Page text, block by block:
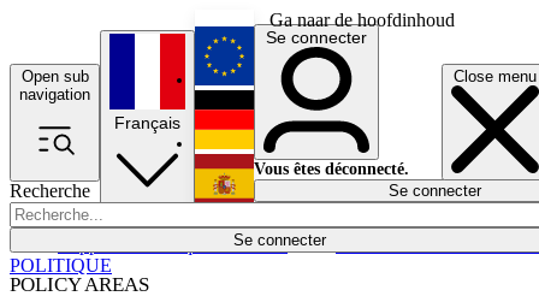
Ga naar de hoofdinhoud
Open sub
navigation
Close menu
Recherche
Se connecter
POLICY AREAS
Économie
Français
English
Deutsch
Español
Se connecter
Vous êtes déconnecté.
Se connecter
POLITIQUE